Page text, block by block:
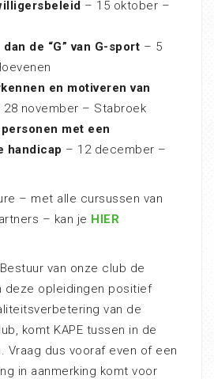
– 15 oktober –
de “G” van G-sport – 5
en motiveren van
28 november – Stabroek
met een
handicap – 12 december –
– met alle cursussen van
– kan je HIER
van onze club de
deze opleidingen positief
van de
komt KAPE tussen in de
Vraag dus vooraf even of een
in aanmerking komt voor